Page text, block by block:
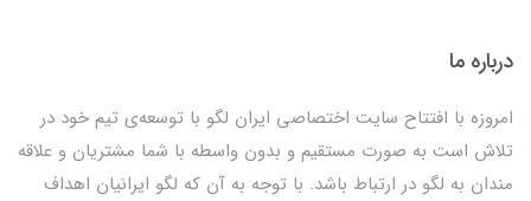
درباره ما
امروزه با افتتاح سایت اختصاصی ایران لگو با توسعه‌ی تیم خود در
تلاش است به صورت مستقیم و بدون واسطه با شما مشتریان و علاقه
مندان به لگو در ارتباط باشد. با توجه به آن که لگو ایرانیان اهداف